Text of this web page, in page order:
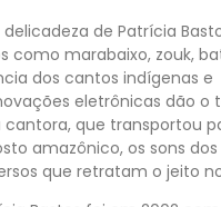
de Patrícia
como marabaixo, zouk,
dos cantos indígenas e
eletrônicas dão o
que transportou
amazônico, os sons dos
que retratam o jeito